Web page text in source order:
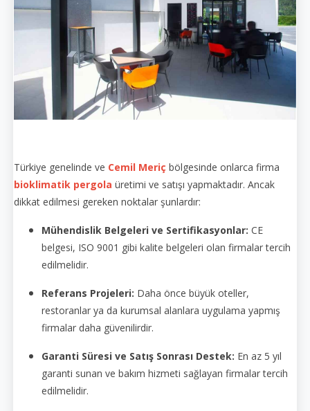
Türkiye genelinde ve Cemil Meriç bölgesinde onlarca firma
bioklimatik pergola üretimi ve satışı yapmaktadır. Ancak
dikkat edilmesi gereken noktalar şunlardır:
Mühendislik Belgeleri ve Sertifikasyonlar: CE
belgesi, ISO 9001 gibi kalite belgeleri olan firmalar tercih
edilmelidir.
Referans Projeleri: Daha önce büyük oteller,
restoranlar ya da kurumsal alanlara uygulama yapmış
firmalar daha güvenilirdir.
Garanti Süresi ve Satış Sonrası Destek: En az 5 yıl
garanti sunan ve bakım hizmeti sağlayan firmalar tercih
edilmelidir.